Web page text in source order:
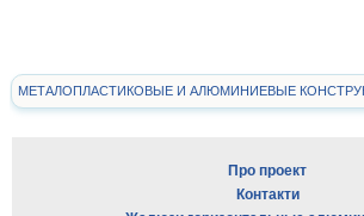
МЕТАЛОПЛАСТИКОВЫЕ И АЛЮМИНИЕВЫЕ
Про проект
Контакти